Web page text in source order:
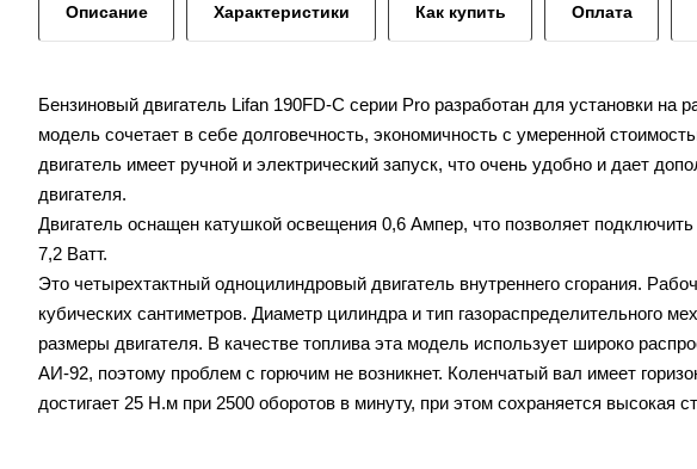
Описание Характеристики Как купить Оплата
Бензиновый двигатель Lifan 190FD-C серии Pro разработан для установки на
модель сочетает в себе долговечность, экономичность с умеренной
двигатель имеет ручной и электрический запуск, что очень удобно и дает
двигателя.
Двигатель оснащен катушкой освещения 0,6 Ампер, что позволяет
7,2 Ватт.
Это четырехтактный одноцилиндровый двигатель внутреннего сгорания.
кубических сантиметров. Диаметр цилиндра и тип газораспределительного
размеры двигателя. В качестве топлива эта модель использует широко
АИ-92, поэтому проблем с горючим не возникнет. Коленчатый вал имеет
достигает 25 Н.м при 2500 оборотов в минуту, при этом сохраняется высокая